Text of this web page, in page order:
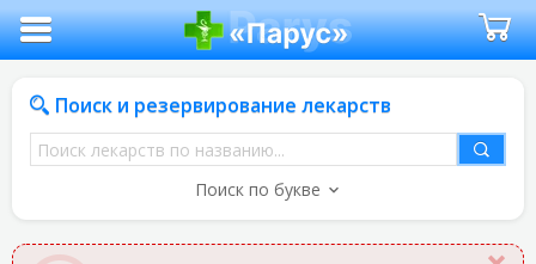
Поиск и резервирование лекарств
Поиск
лекарств
названию
Поиск по букве